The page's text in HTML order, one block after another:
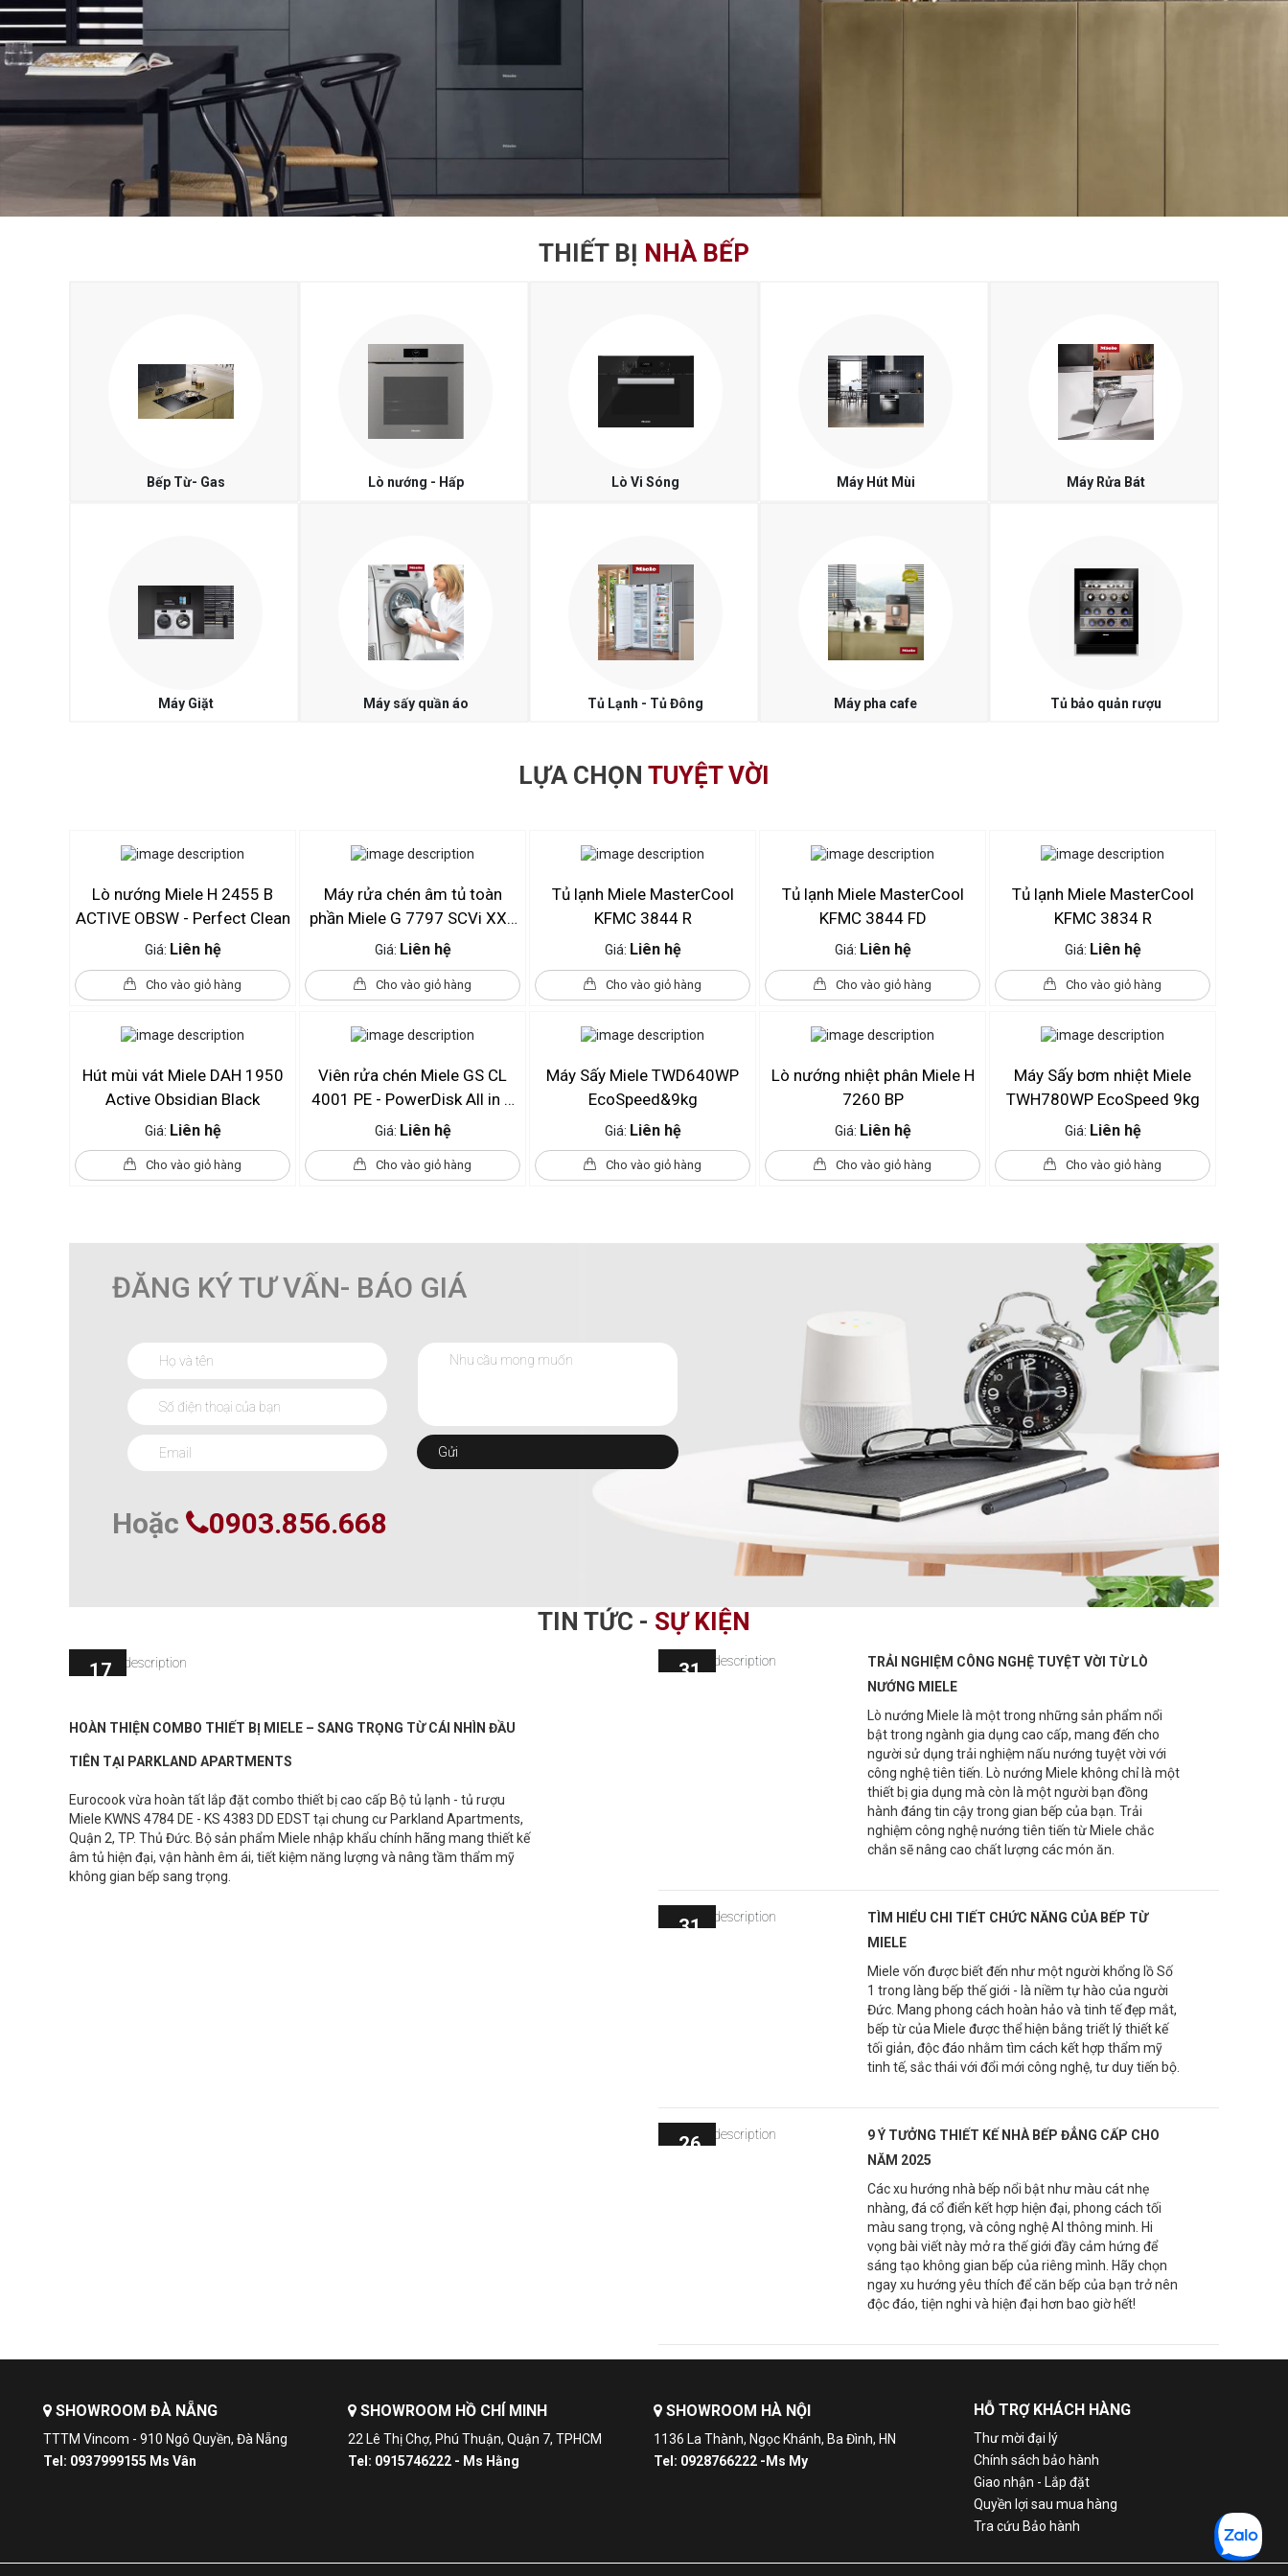
THIẾT BỊ NHÀ BẾP
Bếp Từ- Gas Lò nướng - Hấp Lò Vi Sóng Máy Hút Mùi Máy Rửa Bát
Máy Giặt Máy sấy quần áo Tủ Lạnh - Tủ Đông Máy pha cafe Tủ bảo quản rượu
LỰA CHỌN TUYỆT VỜI
Lò nướng Miele H 2455 B
ACTIVE OBSW - Perfect Clean
Giá: Liên hệ
Cho vào giỏ hàng
Máy rửa chén âm tủ toàn
phần Miele G 7797 SCVi XXL
AD 125 Gala Ed
Giá: Liên hệ
Cho vào giỏ hàng
Tủ lạnh Miele MasterCool
KFMC 3844 R
Giá: Liên hệ
Cho vào giỏ hàng
Tủ lạnh Miele MasterCool
KFMC 3844 FD
Giá: Liên hệ
Cho vào giỏ hàng
Tủ lạnh Miele MasterCool
KFMC 3834 R
Giá: Liên hệ
Cho vào giỏ hàng
Hút mùi vát Miele DAH 1950
Active Obsidian Black
Giá: Liên hệ
Cho vào giỏ hàng
Viên rửa chén Miele GS CL
4001 PE - PowerDisk All in 1
ECO
Giá: Liên hệ
Cho vào giỏ hàng
Máy Sấy Miele TWD640WP
EcoSpeed&9kg
Giá: Liên hệ
Cho vào giỏ hàng
Lò nướng nhiệt phân Miele H
7260 BP
Giá: Liên hệ
Cho vào giỏ hàng
Máy Sấy bơm nhiệt Miele
TWH780WP EcoSpeed 9kg
Giá: Liên hệ
Cho vào giỏ hàng
ĐĂNG KÝ TƯ VẤN- BÁO GIÁ
Gửi
Hoặc 0903.856.668
TIN TỨC - SỰ KIỆN
17
HOÀN THIỆN COMBO THIẾT BỊ MIELE – SANG TRỌNG TỪ CÁI NHÌN ĐẦU
TIÊN TẠI PARKLAND APARTMENTS
Eurocook vừa hoàn tất lắp đặt combo thiết bị cao cấp Bộ tủ lạnh - tủ rượu
Miele KWNS 4784 DE - KS 4383 DD EDST tại chung cư Parkland Apartments,
Quận 2, TP. Thủ Đức. Bộ sản phẩm Miele nhập khẩu chính hãng mang thiết kế
âm tủ hiện đại, vận hành êm ái, tiết kiệm năng lượng và nâng tầm thẩm mỹ
không gian bếp sang trọng.
31
TRẢI NGHIỆM CÔNG NGHỆ TUYỆT VỜI TỪ LÒ
NƯỚNG MIELE
Lò nướng Miele là một trong những sản phẩm nổi
bật trong ngành gia dụng cao cấp, mang đến cho
người sử dụng trải nghiệm nấu nướng tuyệt vời với
công nghệ tiên tiến. Lò nướng Miele không chỉ là một
thiết bị gia dụng mà còn là một người bạn đồng
hành đáng tin cậy trong gian bếp của bạn. Trải
nghiệm công nghệ nướng tiên tiến từ Miele chắc
chắn sẽ nâng cao chất lượng các món ăn.
31
TÌM HIỂU CHI TIẾT CHỨC NĂNG CỦA BẾP TỪ
MIELE
Miele vốn được biết đến như một người khổng lồ Số
1 trong làng bếp thế giới - là niềm tự hào của người
Đức. Mang phong cách hoàn hảo và tinh tế đẹp mắt,
bếp từ của Miele được thể hiện bằng triết lý thiết kế
tối giản, độc đáo nhằm tìm cách kết hợp thẩm mỹ
tinh tế, sắc thái với đổi mới công nghệ, tư duy tiến bộ.
26
9 Ý TƯỞNG THIẾT KẾ NHÀ BẾP ĐẲNG CẤP CHO
NĂM 2025
Các xu hướng nhà bếp nổi bật như màu cát nhẹ
nhàng, đá cổ điển kết hợp hiện đại, phong cách tối
màu sang trọng, và công nghệ AI thông minh. Hi
vọng bài viết này mở ra thế giới đầy cảm hứng để
sáng tạo không gian bếp của riêng mình. Hãy chọn
ngay xu hướng yêu thích để căn bếp của bạn trở nên
độc đáo, tiện nghi và hiện đại hơn bao giờ hết!
SHOWROOM ĐÀ NẴNG
TTTM Vincom - 910 Ngô Quyền, Đà Nẵng
Tel: 0937999155 Ms Vân
SHOWROOM HỒ CHÍ MINH
22 Lê Thị Chợ, Phú Thuận, Quận 7, TPHCM
Tel: 0915746222 - Ms Hằng
SHOWROOM HÀ NỘI
1136 La Thành, Ngọc Khánh, Ba Đình, HN
Tel: 0928766222 -Ms My
HỖ TRỢ KHÁCH HÀNG
Thư mời đại lý
Chính sách bảo hành
Giao nhận - Lắp đặt
Quyền lợi sau mua hàng
Tra cứu Bảo hành